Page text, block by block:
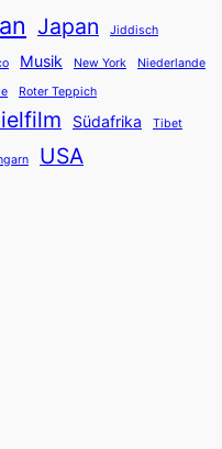
Japan Jiddisch
Musik New York
Niederlande
Roter Teppich
Südafrika Tibet
USA